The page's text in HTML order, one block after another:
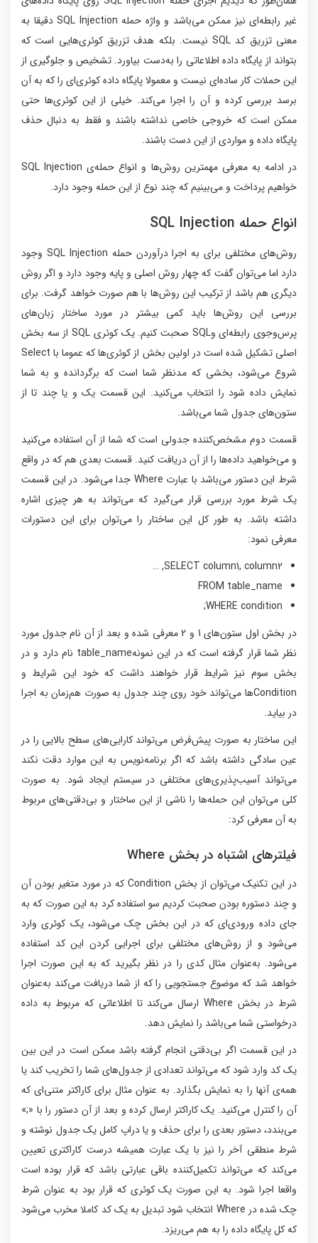
غیر رابطه‌ای نیز ممکن می‌باشد و واژه حمله SQL Injection دقیقا به
معنی تزریق کد SQL نیست. بلکه هدف تزریق کوئری‌هایی است که
بتواند از پایگاه داده اطلاعاتی را به‌دست بیاورد. تشخیص و جلوگیری از
این حملات کار ساده‌ای نیست و معمولا پایگاه داده کوئری‌ای را که به آن
برسد بررسی کرده و آن را اجرا می‌کند. خیلی از این کوئری‌ها حتی
ممکن است که خروجی خاصی نداشته باشند و فقط به دنبال حذف
پایگاه داده و مواردی از این دست باشند.
در ادامه به معرفی مهمترین روش‌ها و انواع حمله‌ی SQL Injection
خواهیم پرداخت و می‌بینیم که چند نوع از این حمله وجود دارد.
انواع حمله‌ SQL Injection
روش‌های مختلفی برای به اجرا درآوردن حمله SQL Injection وجود
دارد اما می‌توان گفت که چهار روش اصلی و پایه وجود دارد و اگر روش
دیگری هم باشد از ترکیب این روش‌ها با هم صورت خواهد گرفت. برای
بررسی این روش‌ها باید کمی بیشتر در مورد ساختار زبان‌های
پرس‌وجوی رابطه‌ای وSQL صحبت کنیم. یک کوئری SQL از سه بخش
اصلی تشکیل شده است در اولین بخش از کوئری‌ها که عموما با Select
شروع می‌شود، بخشی که مدنظر شما است که برگردانده و به شما
نمایش داده شود را انتخاب می‌کنید. این قسمت یک و یا چند تا از
ستون‌های جدول شما می‌باشد.
قسمت دوم مشخص‌کننده جدولی است که شما از آن استفاده می‌کنید
و می‌خواهید داده‌ها را از آن دریافت کنید. قسمت بعدی هم که در واقع
شرط این دستور می‌باشد با عبارت Where جدا می‌شود. در این قسمت
یک شرط مورد بررسی قرار می‌گیرد که می‌تواند به هر چیزی اشاره
داشته باشد. به طور کل این ساختار را می‌توان برای این دستورات
معرفی نمود:
SELECT column1, column2, …
FROM table_name
WHERE condition;
در بخش اول ستون‌های 1 و 2 معرفی شده و بعد از آن نام جدول مورد
نظر شما قرار گرفته است که در این نمونهtable_name نام دارد و در
بخش سوم نیز شرایط قرار خواهند داشت که خود این شرایط و
Conditionها می‌تواند خود روی چند جدول به صورت هم‌زمان به اجرا
در بیاید.
این ساختار به‌ صورت پیش‌فرض می‌تواند کارایی‌های سطح بالایی را در
عین سادگی داشته باشد که اگر برنامه‌نویس به این موارد دقت نکند
می‌تواند آسیب‌پذیری‌های مختلفی در سیستم ایجاد شود. به صورت
کلی می‌توان این حمله‌ها را ناشی از این ساختار و بی‌دقتی‌های مربوط
به آن معرفی کرد:
فیلترهای اشتباه در بخش Where
در این تکنیک می‌توان از بخش Condition که در مورد متغیر بودن آن
و چند دستوره بودن صحبت کردیم سو استفاده کرد به این صورت که به
جای داده ورودی‌ای که در این بخش چک می‌شود، یک کوئری وارد
می‌شود و از روش‌های مختلفی برای اجرایی کردن این کد استفاده
می‌شود. به‌عنوان مثال کدی را در نظر بگیرید که به این‌ صورت اجرا
خواهد شد که موضوع جستجویی را که از شما دریافت می‌کند به‌عنوان
شرط در بخش Where ارسال می‌کند تا اطلاعاتی که مربوط به داده
درخواستی شما می‌باشد را نمایش دهد.
در این قسمت اگر بی‌دقتی انجام گرفته باشد ممکن است در این بین
یک کد وارد شود که می‌تواند تعدادی از جدول‌های شما را تخریب کند یا
همه‌ی آنها را به نمایش بگذارد. به عنوان مثال برای کاراکتر متنی‌ای که
آن را کنترل می‌کنید. یک کاراکتر ارسال کرده و بعد از آن دستور را با «;»
می‌بندد، دستور بعدی را برای حذف و یا دراپ کامل یک جدول نوشته و
شرط منطقی آخر را نیز با یک عبارت همیشه درست کاراکتری تعیین
می‌کند که می‌تواند تکمیل‌کننده باقی عبارتی باشد که قرار بوده است
واقعا اجرا شود. به این صورت یک کوئری که قرار بود به عنوان شرط
چک شده در Where انتخاب شود تبدیل به یک کد کاملا مخرب می‌شود
که کل پایگاه داده را به هم می‌ریزد.